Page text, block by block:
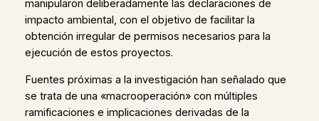
manipularon deliberadamente las declaraciones de
impacto ambiental, con el objetivo de facilitar la
obtención irregular de permisos necesarios para la
ejecución de estos proyectos.
Fuentes próximas a la investigación han señalado que
se trata de una «macrooperación» con múltiples
ramificaciones e implicaciones derivadas de la